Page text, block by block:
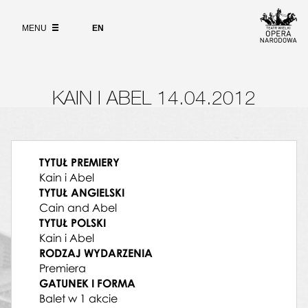
EN
MENU
KAIN I ABEL 14.04.2012
TYTUŁ PREMIERY
Kain i Abel
TYTUŁ ANGIELSKI
Cain and Abel
TYTUŁ POLSKI
Kain i Abel
RODZAJ WYDARZENIA
Premiera
GATUNEK I FORMA
Balet w 1 akcie
CHOREOGRAF
Emil Wesołowski
DYRYGENT